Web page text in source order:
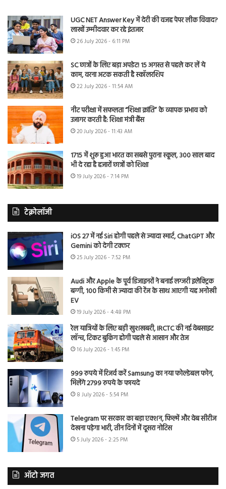
UGC NET Answer Key में देरी की वजह पेपर लीक विवाद?
लाखों उम्मीदवार कर रहे इंतजार
26 July 2026 - 6:11 PM
SC छात्रों के लिए बड़ा अपडेट! 15 अगस्त से पहले कर लें ये
काम, वरना अटक सकती है स्कॉलरशिप
22 July 2026 - 11:54 AM
नीट परीक्षा में सफलता “शिक्षा क्रांति” के व्यापक प्रभाव को
उजागर करती है: शिक्षा मंत्री बैंस
20 July 2026 - 11:43 AM
1715 में शुरू हुआ भारत का सबसे पुराना स्कूल, 300 साल बाद
भी दे रहा है हजारों छात्रों को शिक्षा
19 July 2026 - 7:14 PM
टेक्नोलॉजी
iOS 27 में नई Siri होगी पहले से ज्यादा स्मार्ट, ChatGPT और
Gemini को देगी टक्कर
25 July 2026 - 7:52 PM
Audi और Apple के पूर्व डिजाइनरों ने बनाई लग्जरी इलेक्ट्रिक
बग्गी, 100 किमी से ज्यादा की रेंज के साथ आएगी यह अनोखी
EV
19 July 2026 - 4:48 PM
रेल यात्रियों के लिए बड़ी खुशखबरी, IRCTC की नई वेबसाइट
लॉन्च, टिकट बुकिंग होगी पहले से आसान और तेज
16 July 2026 - 1:45 PM
999 रुपये में रिजर्व करें Samsung का नया फोल्डेबल फोन,
मिलेंगे 2799 रुपये के फायदे
8 July 2026 - 5:54 PM
Telegram पर सरकार का बड़ा एक्शन, फिल्में और वेब सीरीज
देखना पड़ेगा भारी, तीन दिनों में दूसरा नोटिस
5 July 2026 - 2:25 PM
ऑटो जगत